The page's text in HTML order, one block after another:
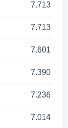
7.713
7.713
7.601
7.390
7.236
7.014